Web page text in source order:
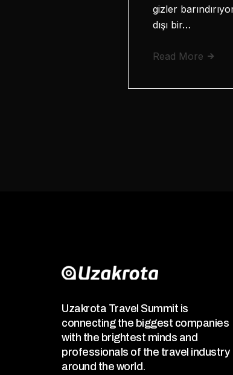
gizler
dışı bir…
Read More
Uzakrota Travel Summit is
connecting the biggest companies
with the brightest minds and
professionals of the travel industry
around the world.